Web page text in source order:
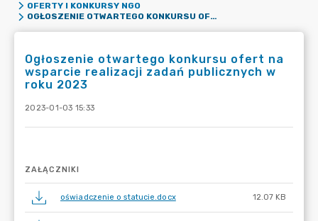
OFERTY I KONKURSY NGO
OGŁOSZENIE OTWARTEGO KONKURSU OFERT NA WSPARCIE REALIZACJI ZADAŃ PUBLICZNYCH W ROKU 2023
Ogłoszenie otwartego konkursu ofert na
wsparcie realizacji zadań publicznych w
roku 2023
2023-01-03 15:33
ZAŁĄCZNIKI
oświadczenie o statucie.docx 12.07 KB